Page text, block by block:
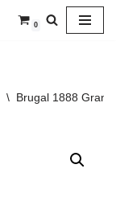
0
\ Brugal 1888 Gran